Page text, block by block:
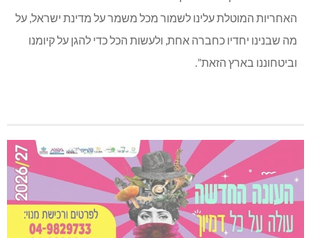
האחריות המוטלת עלינו לשמור מכל משמר על מדינת ישראל, על
מה שבנינו יחדיו כחברה אחת, ולעשות הכל כדי להגן על קיומנו
וביטחוננו בארץ הזאת”.